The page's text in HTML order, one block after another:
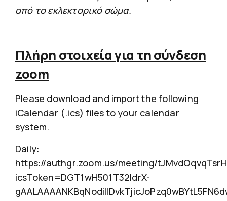
από το εκλεκτορικό σώμα.
Πλήρη στοιχεία για τη σύνδεση
zoom
Please download and import the following
iCalendar (.ics) files to your calendar
system.
Daily:
https://authgr.zoom.us/meeting/
icsToken=DGT1wH501T32ldrX-